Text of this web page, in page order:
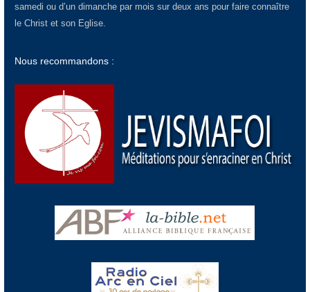
samedi ou d’un dimanche par mois sur deux ans pour faire connaître
le Christ et son Eglise.
Nous recommandons :